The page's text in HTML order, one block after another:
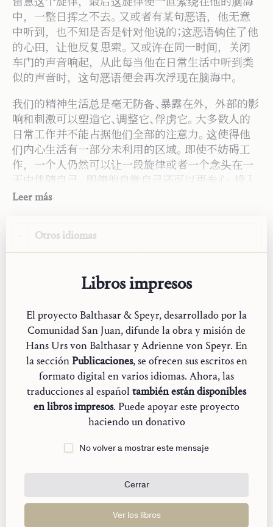
Traductor: Zixu Yan
Año: 2026
Tipo:
Artículo
Fuente:
«Heiligkeit im Alltag».Geist und Leben22, 3 (1949年
6月): 161～68.
中，一整日挥之不去。又或者有某句恶语，他无意
中听到，也不知是否是针对他说的；这恶语钩住了他
的心田，让他反复思索。又或许在同一时间，关闭
车门的声音响起，从此每当他在日常生活中听到类
似的声音时，这句恶语便会再次浮现在脑海中。
我们的精神生活总是毫无防备、暴露在外，外部的影
响和刺激可以塑造它、调整它、俘虏它。大多数人的
日常工作并不能占据他们全部的注意力。这使得他
们内心生活有一部分未利用的区域。即使不妨碍工
作，一个人仍然可以让一段旋律或者一个念头在一
天中伴随自己。即使他自觉自己还可以更专心、投入
地工作，也没有人会从他完成的工作中分辨出这位
作。但也许当他回顾这两天，就是伴随旋律的一天
和伴随恶言的一天时，他会惊恐地发现，他个人的
内心世界竟然受到了如此强烈的偶然性影响。他会
扪心自问，人类是否有可能不再受这些琐事所左
从内在的选择和决心中获得力量，从一个平日中无
形伴随着他的源泉中获得力量，并使他的生活成为
一种真正的、基督式和神圣的生活。如果这些琐碎空
虚的事情已经能对我们有这样大的影响，或者更确
切地说，如果我们有如此大的力量、如此深邃的内在
空间可以占用，却从未被利用，而是让平日中空虚
的事占据，那么为这些空置的可能性赋予真正现实
性的生活——就是天主所赋予的现实性的生活，又该
是怎么样的呢？
要求。但我们或许只是像例子中那个人一样，利落、
忠实、无可挑剔地完成他的工作。只是我们为自己保
留了一个个空间，一个远比「教会义务」（kirchlichen
Leer más
Otros idiomas
Svatost v každodenním životě
Checo
Heiligkeit im Alltag
Alemán
Heiligkeit im Alltag
Alemán
Heiligkeit im Alltag
Alemán
Heiligkeit im Alltag
Alemán
Holiness in Everyday Life
Inglés
Español
La sainteté au quotidien
Francés
Libros impresos
El proyecto Balthasar & Speyr, desarrollado por la
Comunidad San Juan, difunde la obra y misión de
Hans Urs von Balthasar y Adrienne von Speyr. En
la secciónPublicaciones, se ofrecen sus escritos en
formato digital en varios idiomas. Ahora, las
traducciones al españoltambién están disponibles
en libros impresos. Puede apoyar este proyecto
haciendo un donativo
No volver a mostrar este mensaje
Cerrar
Ver los libros